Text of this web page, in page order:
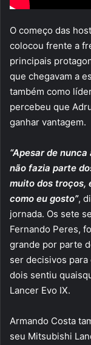
O começo das
colocou frente a
principais
que chegavam a
também como
percebeu que
ganhar vantagem.
“Apesar de
não fazia parte
muito dos troços,
como eu gosto”,
jornada. Os sete
Fernando Peres,
grande por parte
ser decisivos
dois sentiu
Lancer Evo IX.
Armando Costa
seu Mitsubishi